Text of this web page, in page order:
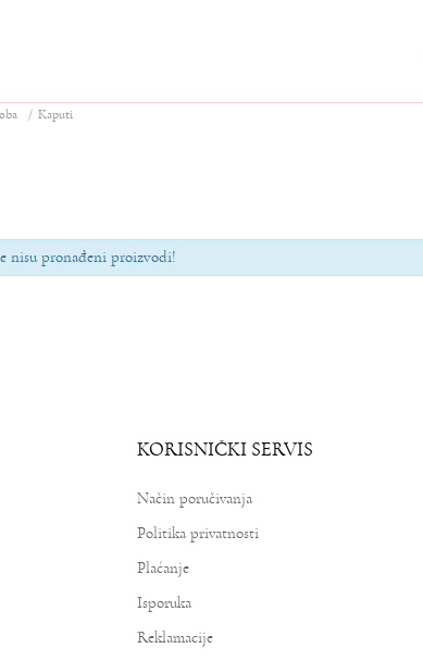
Kaputi
nisu pronađeni proizvodi!
KORISNIČKI SERVIS
Način poručivanja
Politika privatnosti
Plaćanje
Isporuka
Reklamacije